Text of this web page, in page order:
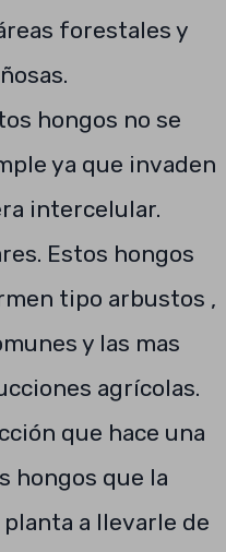
forestales y
hongos no se
ya que invaden
intercelular.
Estos hongos
tipo arbustos ,
y las mas
agrícolas.
que hace una
hongos que la
a llevarle de